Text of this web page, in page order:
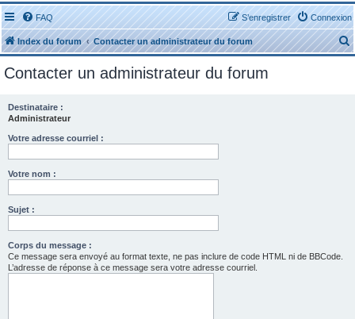
FAQ Connexion
S’enregistrer
Index du forum Contacter un administrateur du forum
e
Contacter un administrateur du forum
Destinataire :
Administrateur
Votre adresse courriel :
Votre nom :
Sujet :
Corps du message :
Ce message sera envoyé au format texte, ne pas inclure de code HTML ni de BBCode.
L’adresse de réponse à ce message sera votre adresse courriel.